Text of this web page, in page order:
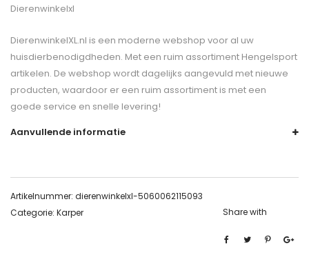
Dierenwinkelxl
DierenwinkelXL.nl is een moderne webshop voor al uw
huisdierbenodigdheden. Met een ruim assortiment Hengelsport
artikelen. De webshop wordt dagelijks aangevuld met nieuwe
producten, waardoor er een ruim assortiment is met een
goede service en snelle levering!
Aanvullende informatie
Artikelnummer: dierenwinkelxl-5060062115093
Categorie: Karper Share with